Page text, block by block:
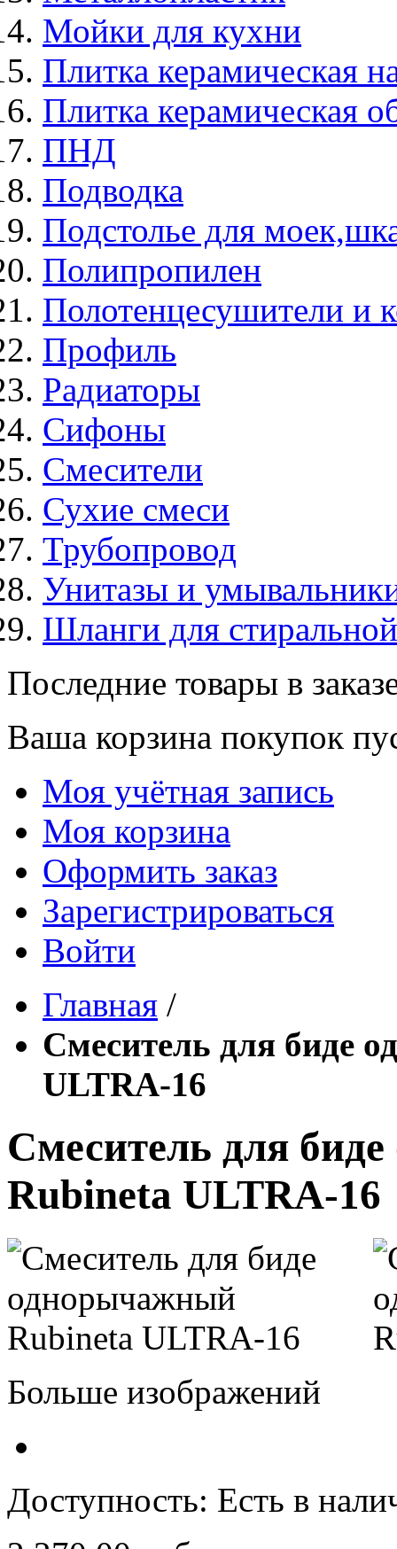
Мойки для кухни
Плитка керамическая
Плитка керамическая
ПНД
Подводка
Подстолье для
Полипропилен
Полотенцесушители и
Профиль
Радиаторы
Сифоны
Смесители
Сухие смеси
Трубопровод
Унитазы и
Шланги для
Последние товары в
Ваша корзина покупок
Моя учётная запись
Моя корзина
Оформить заказ
Зарегистрироваться
Войти
Главная /
Смеситель для биде
ULTRA-16
Смеситель для
Rubineta ULTRA-16
Больше изображений
Доступность: Есть в